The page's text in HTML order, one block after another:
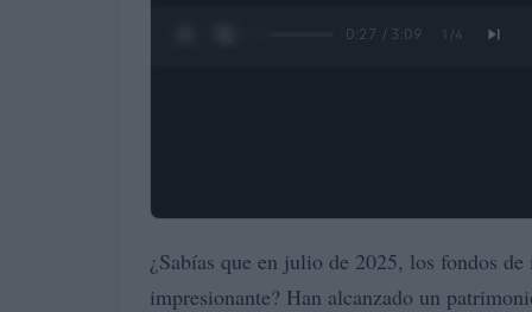
0:28 / 3:09 1 /4
¿Sabías que en julio de 2025, los fondos
impresionante? Han alcanzado un